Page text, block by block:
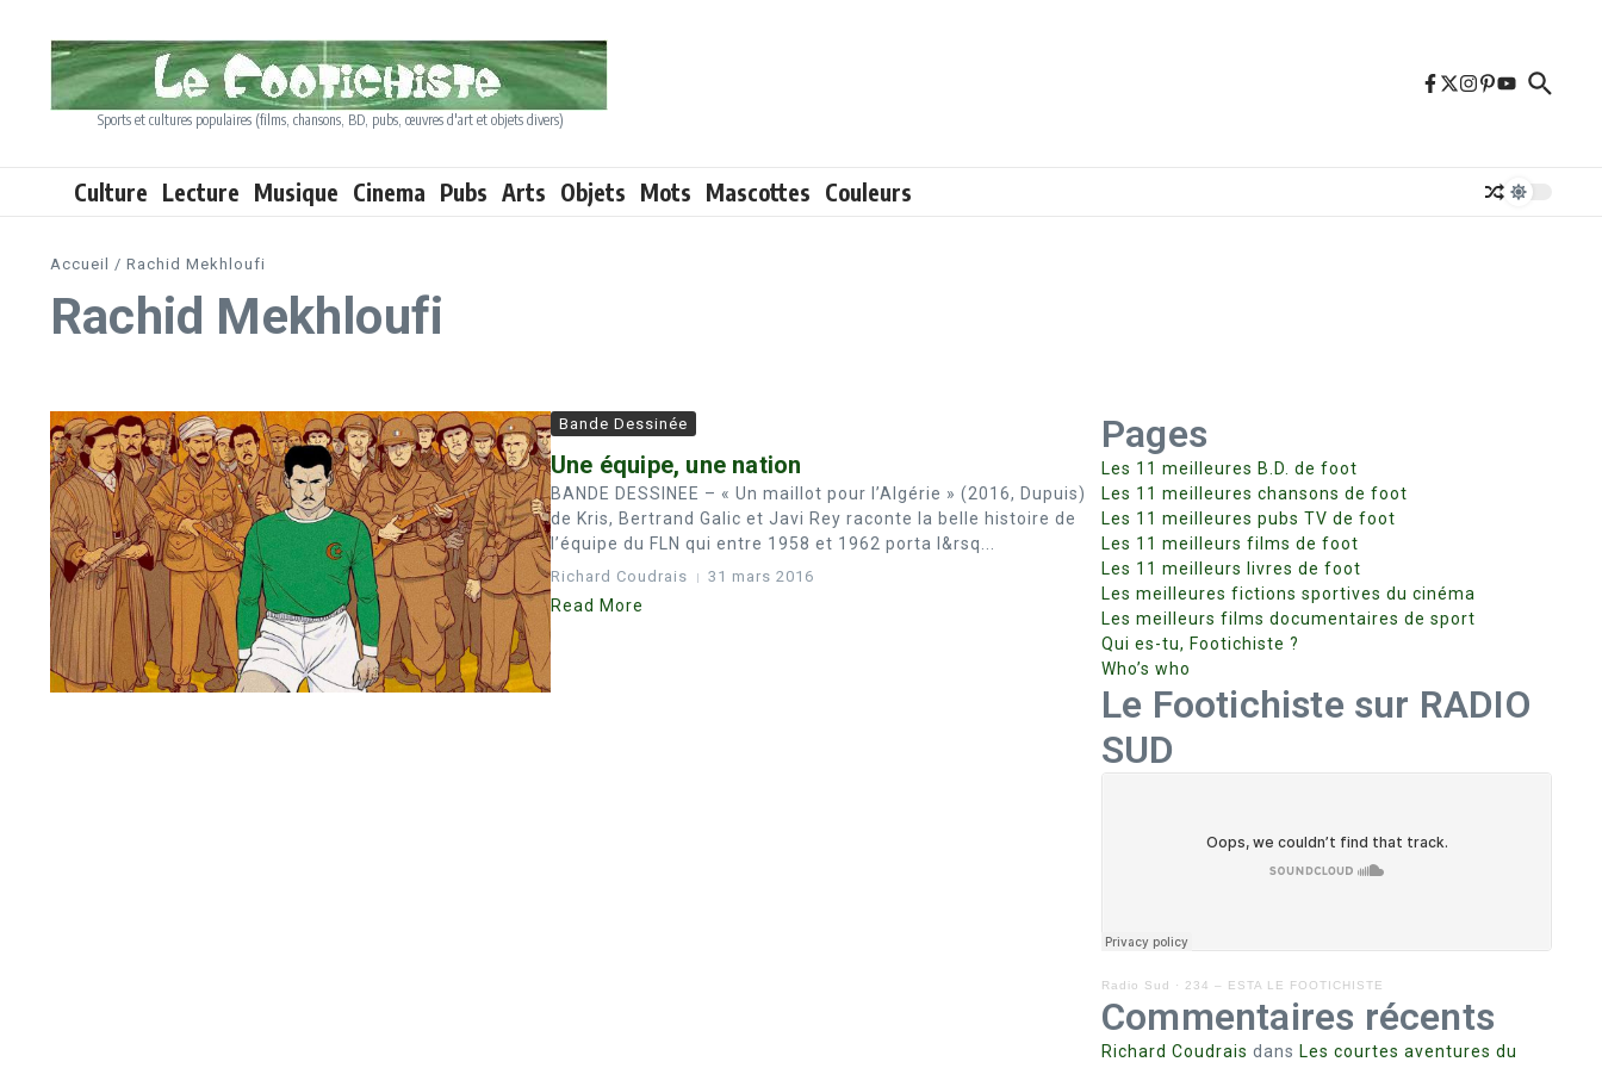
Sports et cultures populaires (films, chansons, BD, pubs, œuvres d'art et objets divers)
Culture Lecture Musique Cinema Pubs Arts Objets Mots Mascottes Couleurs
Accueil / Rachid Mekhloufi
Rachid Mekhloufi
Bande Dessinée
Une équipe, une nation
BANDE DESSINEE – « Un maillot pour l’Algérie » (2016, Dupuis)
de Kris, Bertrand Galic et Javi Rey raconte la belle histoire de
l’équipe du FLN qui entre 1958 et 1962 porta l&rsq...
Richard Coudrais 31 mars 2016
Read More
Pages
Les 11 meilleures B.D. de foot
Les 11 meilleures chansons de foot
Les 11 meilleures pubs TV de foot
Les 11 meilleurs films de foot
Les 11 meilleurs livres de foot
Les meilleures fictions sportives du cinéma
Les meilleurs films documentaires de sport
Qui es-tu, Footichiste ?
Who’s who
Le Footichiste sur RADIO
SUD
Radio Sud · 234 – ESTA LE FOOTICHISTE
Commentaires récents
Richard Coudrais dans Les courtes aventures du